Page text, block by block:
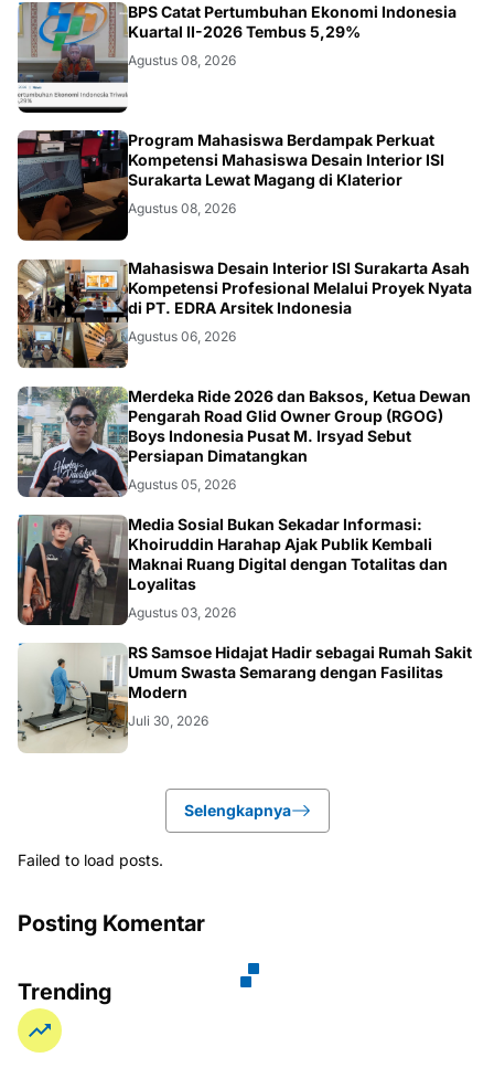
EKONOMI
BPS Catat Pertumbuhan Ekonomi Indonesia
Kuartal II-2026 Tembus 5,29%
Agustus 08, 2026
NASIONAL
Program Mahasiswa Berdampak Perkuat
Kompetensi Mahasiswa Desain Interior ISI
Surakarta Lewat Magang di Klaterior
Agustus 08, 2026
NASIONAL
Mahasiswa Desain Interior ISI Surakarta Asah
Kompetensi Profesional Melalui Proyek Nyata
di PT. EDRA Arsitek Indonesia
Agustus 06, 2026
NASIONAL
Merdeka Ride 2026 dan Baksos, Ketua Dewan
Pengarah Road Glid Owner Group (RGOG)
Boys Indonesia Pusat M. Irsyad Sebut
Persiapan Dimatangkan
Agustus 05, 2026
OPINI
Media Sosial Bukan Sekadar Informasi:
Khoiruddin Harahap Ajak Publik Kembali
Maknai Ruang Digital dengan Totalitas dan
Loyalitas
Agustus 03, 2026
KESEHATAN
RS Samsoe Hidajat Hadir sebagai Rumah Sakit
Umum Swasta Semarang dengan Fasilitas
Modern
Juli 30, 2026
Selengkapnya
Failed to load posts.
Posting Komentar
Trending